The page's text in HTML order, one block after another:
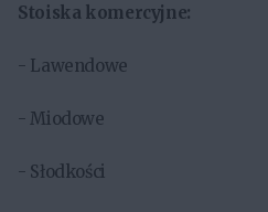
Stoiska komercyjne:
- Lawendowe
- Miodowe
- Słodkości